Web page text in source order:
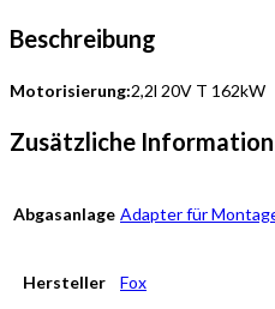
die
auf
originalen
55,5/60,5
Beschreibung
Motorisierung:2,2l 20V T 162kW
Zusätzliche Information
Abgasanlage Adapter für
Hersteller Fox